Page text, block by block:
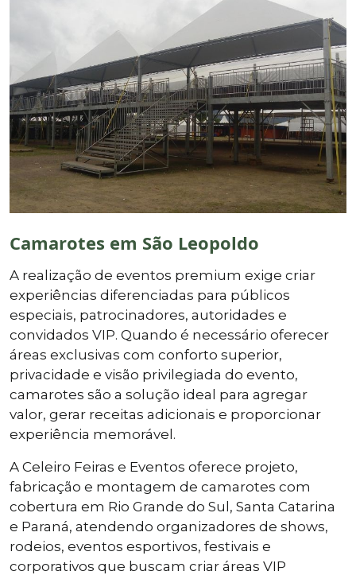
Camarotes em São Leopoldo
A realização de eventos premium exige criar
experiências diferenciadas para públicos
especiais, patrocinadores, autoridades e
convidados VIP. Quando é necessário oferecer
áreas exclusivas com conforto superior,
privacidade e visão privilegiada do evento,
camarotes são a solução ideal para agregar
valor, gerar receitas adicionais e proporcionar
experiência memorável.
A Celeiro Feiras e Eventos oferece projeto,
fabricação e montagem de camarotes com
cobertura em Rio Grande do Sul, Santa Catarina
e Paraná, atendendo organizadores de shows,
rodeios, eventos esportivos, festivais e
corporativos que buscam criar áreas VIP